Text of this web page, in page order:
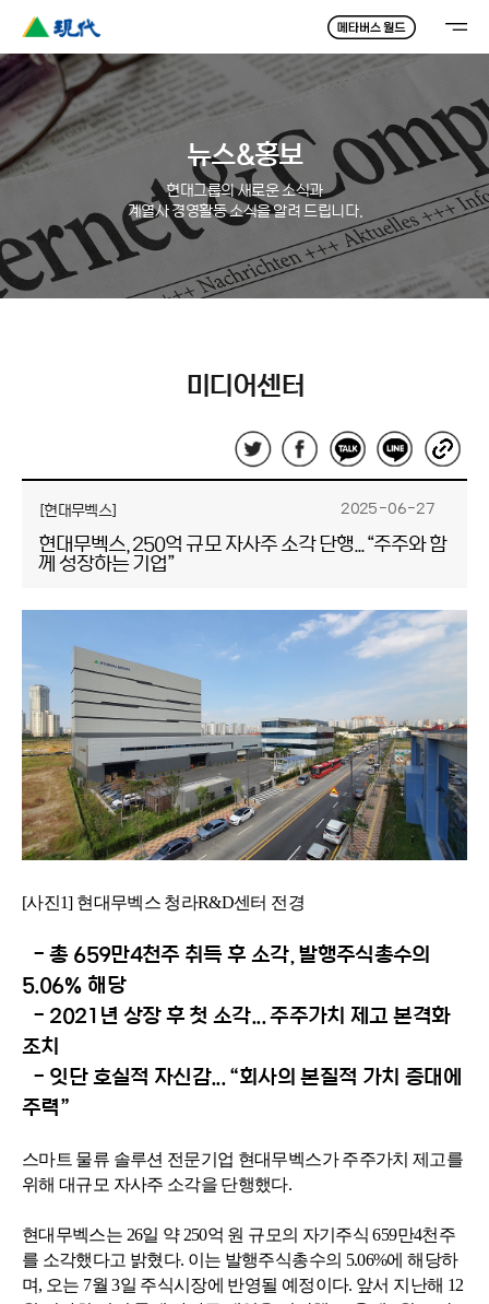
뉴스&홍보
현대그룹의 새로운 소식과
계열사 경영활동 소식을 알려 드립니다.
미디어센터
[현대무벡스]
현대무벡스, 250억 규모 자사주 소각 단행... “주주와 함
께 성장하는 기업”
2025-06-27
[사진1] 현대무벡스 청라R&D센터 전경
- 총 659만4천주 취득 후 소각, 발행주식총수의
5.06% 해당
- 2021년 상장 후 첫 소각... 주주가치 제고 본격화
조치
- 잇단 호실적 자신감... “회사의 본질적 가치 증대에
주력”
스마트 물류 솔루션 전문기업 현대무벡스가 주주가치 제고를
위해 대규모 자사주 소각을 단행했다.
현대무벡스는 26일 약 250억 원 규모의 자기주식 659만4천주
를 소각했다고 밝혔다. 이는 발행주식총수의 5.06%에 해당하
며, 오는 7월 3일 주식시장에 반영될 예정이다. 앞서 지난해 12